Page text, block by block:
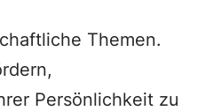
Themen.
Persönlichkeit zu